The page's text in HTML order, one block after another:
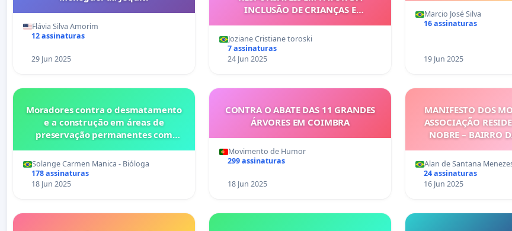
Flávia Silva Amorim
12 assinaturas
29 Jun 2025
INCLUSÃO DE CRIANÇAS E
GERAL
Joziane Cristiane toroski
7 assinaturas
24 Jun 2025
Marcio José Silva
16 assinaturas
19 Jun 2025
Moradores contra o desmatamento
e a construção em áreas de
preservação permanentes com
Solange Carmen Manica - Bióloga
178 assinaturas
18 Jun 2025
CONTRA O ABATE DAS 11 GRANDES
ÁRVORES EM COIMBRA
Movimento de Humor
299 assinaturas
18 Jun 2025
MANIFESTO DOS
ASSOCIAÇÃO
NOBRE – BAIRRO
Alan de Santana
24 assinaturas
16 Jun 2025